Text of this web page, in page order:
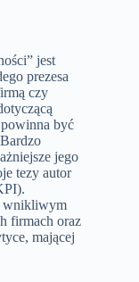
jest
prezesa
czy
być
jego
tezy autor
wnikliwym
firmach oraz
mającej